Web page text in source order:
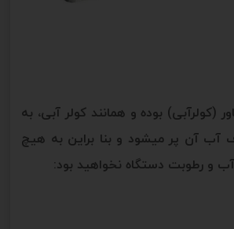
(کولرآبی) بوده و همانند کولر آبی، به
آب آن پر میشود و بنا براین به هیچ
و رطوبت دستگاه نخواهید بود: